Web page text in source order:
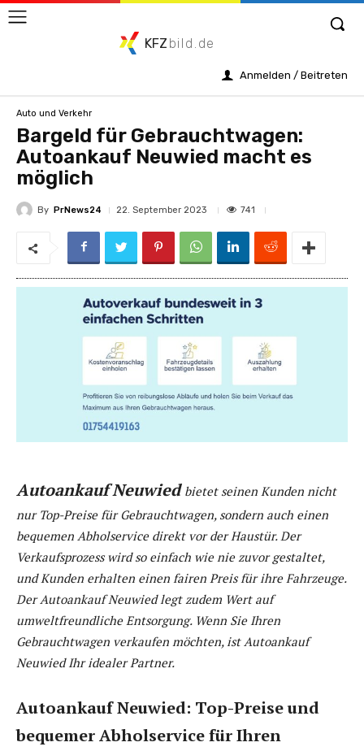
KFZ bild.de
Anmelden / Beitreten
Auto und Verkehr
Bargeld für Gebrauchtwagen:
Autoankauf Neuwied macht es
möglich
By PrNews24 22. September 2023 741
Autoankauf Neuwied bietet seinen Kunden nicht
nur Top-Preise für Gebrauchtwagen, sondern auch einen
bequemen Abholservice direkt vor der Haustür. Der
Verkaufsprozess wird so einfach wie nie zuvor gestaltet,
und Kunden erhalten einen fairen Preis für ihre Fahrzeuge.
Der Autoankauf Neuwied legt zudem Wert auf
umweltfreundliche Entsorgung. Wenn Sie Ihren
Gebrauchtwagen verkaufen möchten, ist Autoankauf
Neuwied Ihr idealer Partner.
Autoankauf Neuwied: Top-Preise und
bequemer Abholservice für Ihren